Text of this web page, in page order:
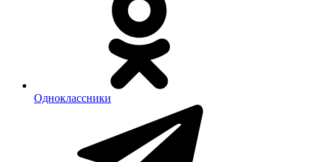
Одноклассники